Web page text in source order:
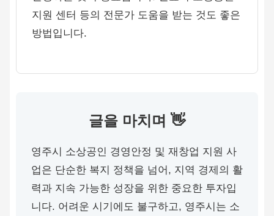
지원 센터 등의 전문가 도움을 받는 것도 좋은
방법입니다.
글을 마치며 👋
영주시 소상공인 경영안정 및 재창업 지원 사
업은 단순한 복지 정책을 넘어, 지역 경제의 활
력과 지속 가능한 성장을 위한 중요한 투자입
니다. 어려운 시기에도 불구하고, 영주시는 소